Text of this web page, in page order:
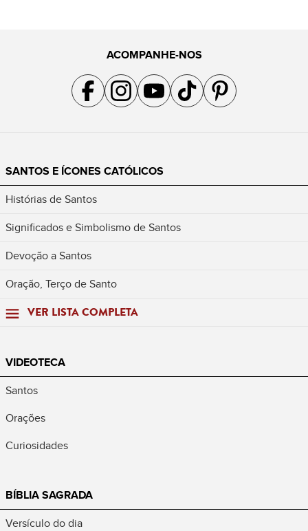
ACOMPANHE-NOS
Acompanhe a gente no Facebook
Acompanhe a gente no Instagram
Acompanhe a gente no YouTube
Acompanhe a gente no TikTok
Acompanhe a gente no
SANTOS E ÍCONES CATÓLICOS
Histórias de Santos
Significados e Simbolismo de Santos
Devoção a Santos
Oração, Terço de Santo
VER LISTA COMPLETA
VIDEOTECA
Santos
Orações
Curiosidades
BÍBLIA SAGRADA
Versículo do dia